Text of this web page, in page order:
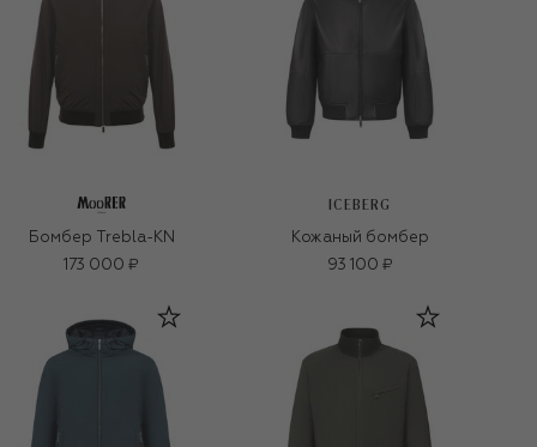
Бомбер Trebla-KN
173 000 ₽
ICEBERG
Кожаный бомбер
93 100 ₽